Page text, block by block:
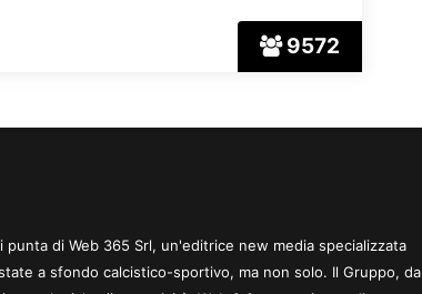
9572
di Web 365 Srl, un'editrice new media specializzata
a sfondo calcistico-sportivo, ma non solo. Il Gruppo, da